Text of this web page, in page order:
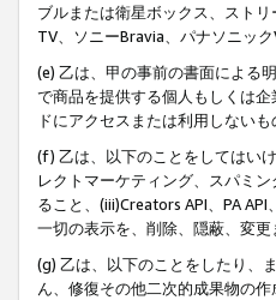
ブルまたは衛星ボックス、スト
TV、ソニーBravia、パナソニッ
(e) 乙は、甲の事前の書面による
で商品を提供する個人もしくは
ドにアクセスまたは利用しないも
(f) 乙は、以下のことをしてはい
レクトマーケティング、スパミ
ること、(iii)Creators API、PA
一切の表示を、削除、隠蔽、変
(g) 乙は、以下のことをしたり、
ん、修復その他二次的成果物の